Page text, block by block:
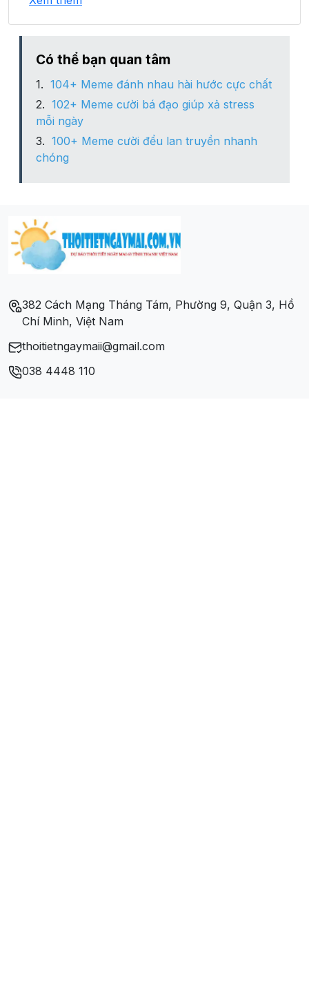
Xã Tân Thuận
Xã Tân Tiến
Xã Tân Trung
Xã Trần Phán
Có thể bạn quan tâm
104+ Meme đánh nhau hài hước cực chất
102+ Meme cười bá đạo giúp xả stress
mỗi ngày
100+ Meme cười đểu lan truyền nhanh
chóng
382 Cách Mạng Tháng Tám, Phường 9, Quận 3, Hồ
Chí Minh, Việt Nam
thoitietngaymaii@gmail.com
038 4448 110